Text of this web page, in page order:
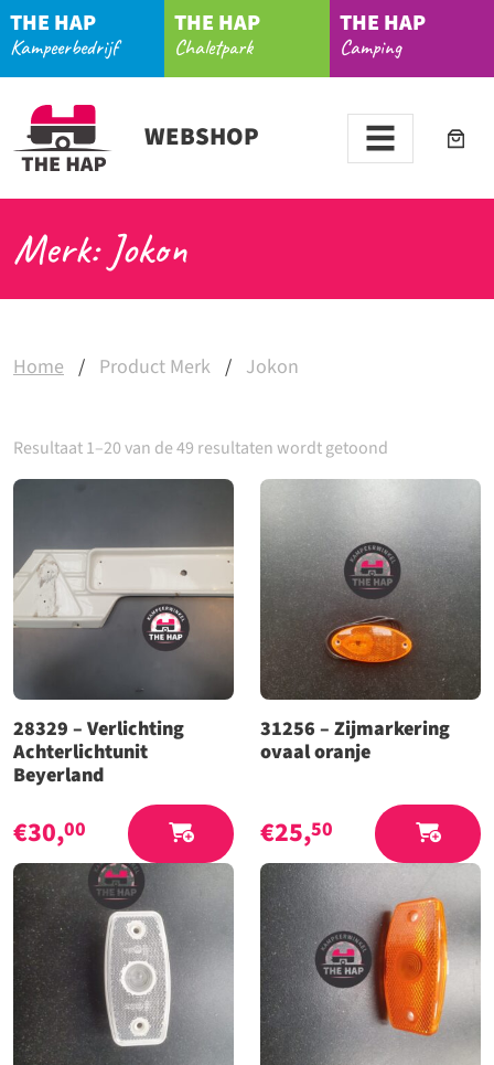
THE HAP
Kampeerbedrijf
THE HAP
Chaletpark
THE HAP
Camping
WEBSHOP
Merk: Jokon
Home / Product Merk / Jokon
Resultaat 1–20 van de 49 resultaten wordt getoond
28329 – Verlichting
Achterlichtunit
Beyerland
€30,00
31256 – Zijmarkering
ovaal oranje
€25,50